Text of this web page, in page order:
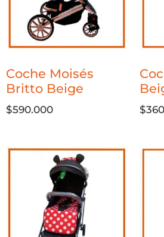
Coche Moisés
Britto Beige
$590.000 $